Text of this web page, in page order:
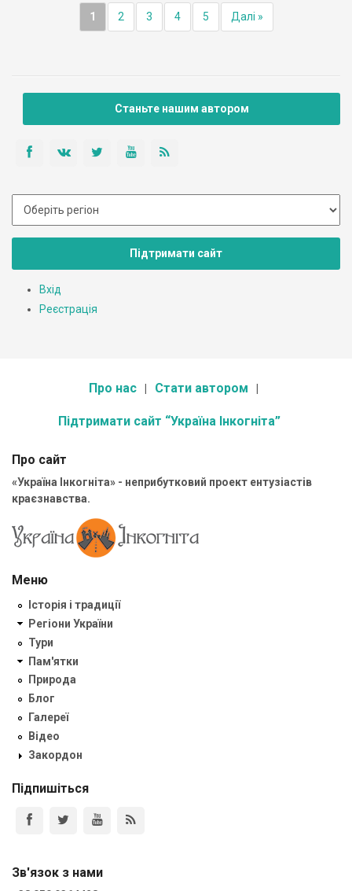
1 2 3 4 5 Далі »
Станьте нашим автором
Підтримати сайт
Вхід
Реєстрація
Про нас Стати автором
Підтримати сайт “Україна Інкогніта”
Про сайт
«Україна Інкогніта» - неприбутковий проект ентузіастів
краєзнавства.
Меню
Історія і традиції
Регіони України
Тури
Пам'ятки
Природа
Блог
Галереї
Відео
Закордон
Підпишіться
Зв'язок з нами